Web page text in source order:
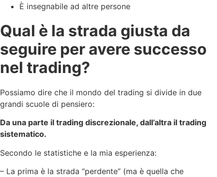
È insegnabile ad altre persone
Qual è la strada giusta da
seguire per avere successo
nel trading?
Possiamo dire che il mondo del trading si divide in due
grandi scuole di pensiero:
Da una parte il trading discrezionale, dall’altra il trading
sistematico.
Secondo le statistiche e la mia esperienza:
– La prima è la strada “perdente” (ma è quella che